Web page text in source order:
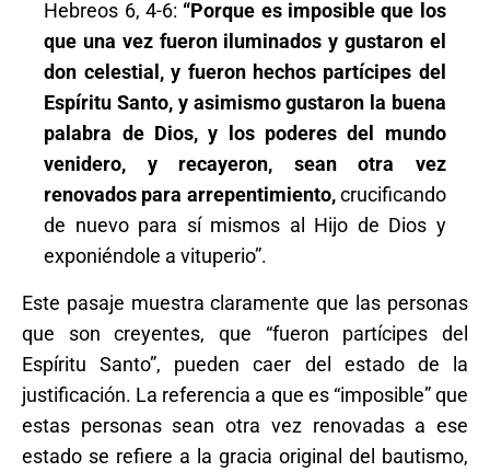
Hebreos 6, 4-6: “Porque es imposible que los
que una vez fueron iluminados y gustaron el
don celestial, y fueron hechos partícipes del
Espíritu Santo, y asimismo gustaron la buena
palabra de Dios, y los poderes del mundo
venidero, y recayeron, sean otra vez
renovados para arrepentimiento,crucificando
de nuevo para sí mismos al Hijo de Dios y
exponiéndole a vituperio”.
Este pasaje muestra claramente que las personas
que son creyentes, que “fueron partícipes del
Espíritu Santo”, pueden caer del estado de la
justificación. La referencia a que es “imposible” que
estas personas sean otra vez renovadas a ese
estado se refiere a la gracia original del bautismo,